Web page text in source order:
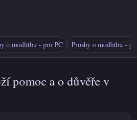
o modlitbu - pro PC Prosby o modlitbu -
pomoc a o důvěře v